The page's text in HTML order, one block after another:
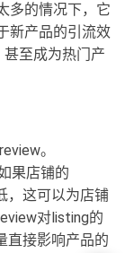
多的情况下，它
新产品的引流效
至成为热门产
。
果店铺的
，这可以为店铺
对listing的
直接影响产品的